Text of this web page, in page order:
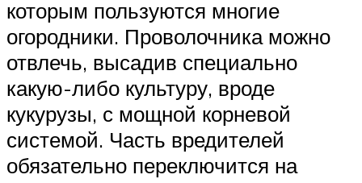
которым пользуются многие
огородники. Проволочника можно
отвлечь, высадив специально
какую-либо культуру, вроде
кукурузы, с мощной корневой
системой. Часть вредителей
обязательно переключится на